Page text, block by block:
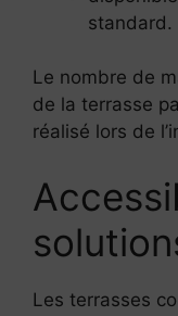
standard.
Le nombre de
de la terrasse
réalisé lors de
Les terrasses